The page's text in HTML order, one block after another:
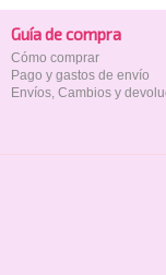
Guía de compra
Cómo comprar
Pago y gastos de envío
Envíos, Cambios y